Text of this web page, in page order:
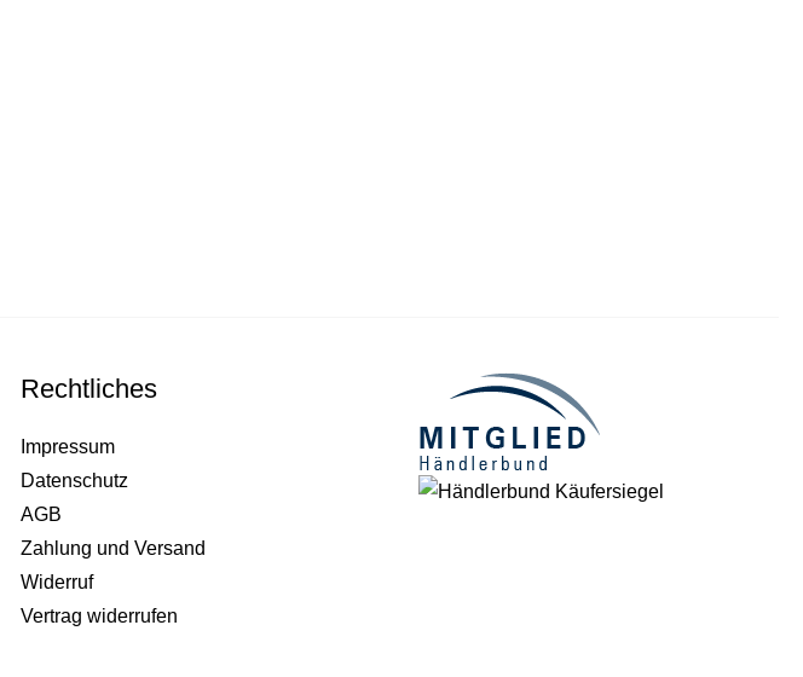
Rechtliches
Impressum
Datenschutz
AGB
Zahlung und Versand
Widerruf
Vertrag widerrufen